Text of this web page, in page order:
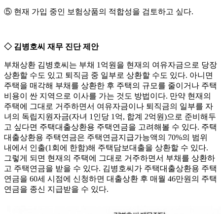
⑤ 현재 가입 중인 보험상품의 적합성을 검토하고 싶다.
◇ 김병호씨 재무 진단 제안
부채상환 김병호씨는 부채 1억원을 현재의 여유자금으로 당장
상환할 수도 있고 퇴직금 중 일부로 상환할 수도 있다. 아니면
주택을 매각해 부채를 상환한 후 주택의 규모를 줄이거나 주택
비용이 싼 지역으로 이사를 가는 것도 방법이다. 만약 현재의
주택에 그대로 거주하면서 여유자금이나 퇴직금의 일부를 자
녀의 독립지원자금(자녀 1인당 1억, 합계 2억원)으로 준비해두
고 싶다면 주택대출상환용 주택연금을 고려해볼 수 있다. 주택
대출상환용 주택연금은 주택연금지급가능액의 70%의 범위
내에서 인출(1회에 한함)해 주택담보대출을 상환할 수 있다.
그렇게 되면 현재의 주택에 그대로 거주하면서 부채를 상환하
고 주택연금을 받을 수 있다. 김병호씨가 주택대출상환용 주택
연금을 60세 시점에 신청하면 대출상환 후 매월 46만원의 주택
연금을 종신 지급받을 수 있다.